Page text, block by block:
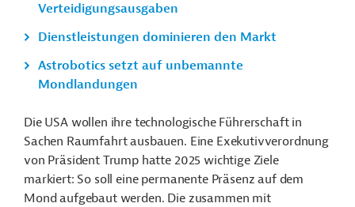
Verteidigungsausgaben
Dienstleistungen dominieren den Markt
Astrobotics setzt auf unbemannte
Mondlandungen
Die USA wollen ihre technologische Führerschaft in
Sachen Raumfahrt ausbauen. Eine Exekutivverordnung
von Präsident Trump hatte 2025 wichtige Ziele
markiert: So soll eine permanente Präsenz auf dem
Mond aufgebaut werden. Die zusammen mit